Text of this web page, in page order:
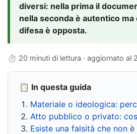
diversi: nella prima il
nella seconda è autentico ma
difesa è opposta.
⏱ 20 minuti di lettura · aggiornato al
📋 In questa guida
Materiale o ideologica:
Atto pubblico o privato:
Esiste una falsità che non è